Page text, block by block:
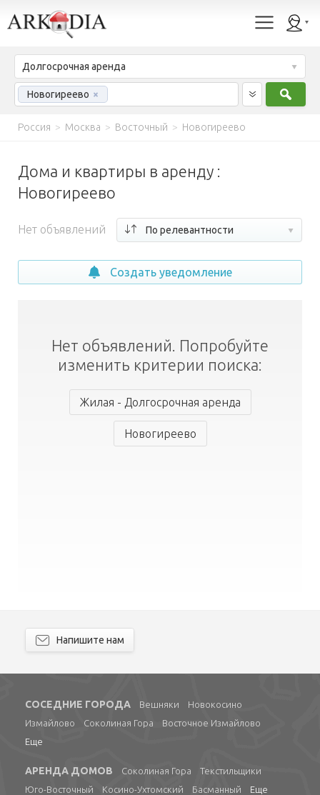
Долгосрочная аренда
Новогиреево ×
Россия > Москва > Восточный > Новогиреево
Дома и квартиры в аренду :
Новогиреево
Нет объявлений По релевантности
Создать уведомление
Нет объявлений. Попробуйте
изменить критерии поиска:
Жилая - Долгосрочная аренда
Новогиреево
Напишите нам
СОСЕДНИЕ ГОРОДА Вешняки
Новокосино
Измайлово
Соколиная Гора
Восточное Измайлово
Еще
АРЕНДА ДОМОВ Соколиная Гора
Текстильщики
Юго-Восточный
Косино-Ухтомский Басманный Еще